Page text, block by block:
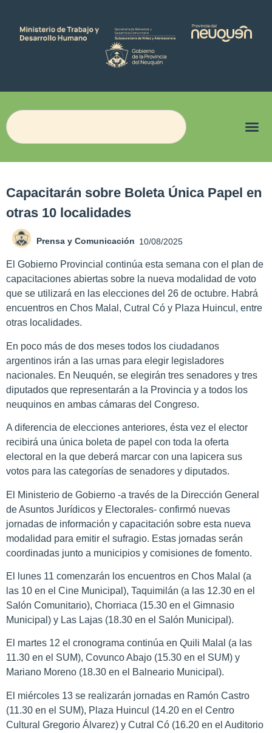
Capacitarán sobre Boleta Única Papel en
otras 10 localidades
Prensa y Comunicación 10/08/2025
El Gobierno Provincial continúa esta semana con el plan de
capacitaciones abiertas sobre la nueva modalidad de voto
que se utilizará en las elecciones del 26 de octubre. Habrá
encuentros en Chos Malal, Cutral Có y Plaza Huincul, entre
otras localidades.
En poco más de dos meses todos los ciudadanos
argentinos irán a las urnas para elegir legisladores
nacionales. En Neuquén, se elegirán tres senadores y tres
diputados que representarán a la Provincia y a todos los
neuquinos en ambas cámaras del Congreso.
A diferencia de elecciones anteriores, ésta vez el elector
recibirá una única boleta de papel con toda la oferta
electoral en la que deberá marcar con una lapicera sus
votos para las categorías de senadores y diputados.
El Ministerio de Gobierno -a través de la Dirección General
de Asuntos Jurídicos y Electorales- confirmó nuevas
jornadas de información y capacitación sobre esta nueva
modalidad para emitir el sufragio. Estas jornadas serán
coordinadas junto a municipios y comisiones de fomento.
El lunes 11 comenzarán los encuentros en Chos Malal (a
las 10 en el Cine Municipal), Taquimilán (a las 12.30 en el
Salón Comunitario), Chorriaca (15.30 en el Gimnasio
Municipal) y Las Lajas (18.30 en el Salón Municipal).
El martes 12 el cronograma continúa en Quili Malal (a las
11.30 en el SUM), Covunco Abajo (15.30 en el SUM) y
Mariano Moreno (18.30 en el Balneario Municipal).
El miércoles 13 se realizarán jornadas en Ramón Castro
(11.30 en el SUM), Plaza Huincul (14.20 en el Centro
Cultural Gregorio Álvarez) y Cutral Có (16.20 en el Auditorio